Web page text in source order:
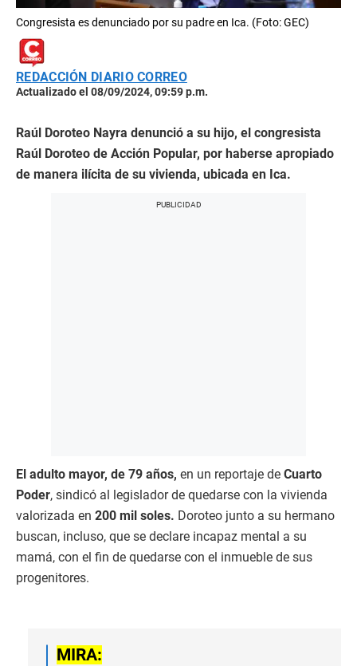
Congresista es denunciado por su padre en Ica. (Foto: GEC)
REDACCIÓN DIARIO CORREO
Actualizado el 08/09/2024, 09:59 p.m.
Raúl Doroteo Nayra denunció a su hijo, el congresista
Raúl Doroteo de Acción Popular, por haberse apropiado
de manera ilícita de su vivienda, ubicada en Ica.
El adulto mayor, de 79 años, en un reportaje de Cuarto
Poder, sindicó al legislador de quedarse con la vivienda
valorizada en 200 mil soles. Doroteo junto a su hermano
buscan, incluso, que se declare incapaz mental a su
mamá, con el fin de quedarse con el inmueble de sus
progenitores.
MIRA: